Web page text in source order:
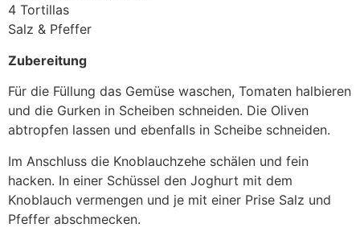
4 Tortillas
Salz & Pfeffer
Zubereitung
Für die Füllung das Gemüse waschen, Tomaten halbieren
und die Gurken in Scheiben schneiden. Die Oliven
abtropfen lassen und ebenfalls in Scheibe schneiden.
Im Anschluss die Knoblauchzehe schälen und fein
hacken. In einer Schüssel den Joghurt mit dem
Knoblauch vermengen und je mit einer Prise Salz und
Pfeffer abschmecken.